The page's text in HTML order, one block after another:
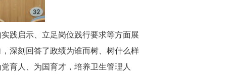
践启示、立足岗位践行要求等方面展
深刻回答了政绩为谁而树、树什么样
育人、为国育才，培养卫生管理人